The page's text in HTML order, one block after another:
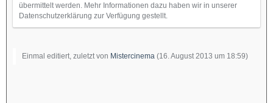
übermittelt werden. Mehr Informationen dazu haben wir in unserer
Datenschutzerklärung zur Verfügung gestellt.
Einmal editiert, zuletzt von Mistercinema (16. August 2013 um 18:59)